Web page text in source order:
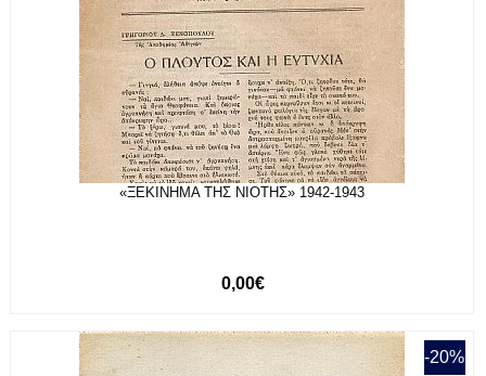
«ΞΕΚΙΝΗΜΑ ΤΗΣ ΝΙΟΤΗΣ» 1942-1943
0,00€
-20%